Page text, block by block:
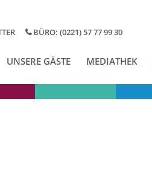
BÜRO: (0221) 57 77 99 30
UNSERE GÄSTE MEDIATHEK